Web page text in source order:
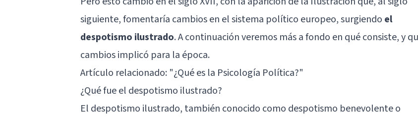
siguiente, fomentaría cambios en el sistema político europeo, surgiendo el
despotismo ilustrado. A continuación veremos más a fondo en qué consiste, y
cambios implicó para la época.
Artículo relacionado: "¿Qué es la Psicología Política?"
¿Qué fue el despotismo ilustrado?
El despotismo ilustrado, también conocido como despotismo benevolente o